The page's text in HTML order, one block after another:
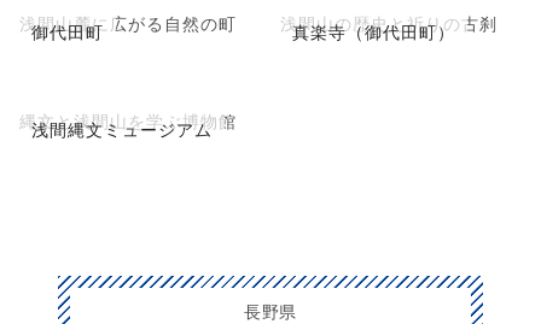
御代田町
浅間山麓に広がる自然の町 真楽寺（御代田町）
浅間山の歴史と祈りの古刹
浅間縄文ミュージアム
縄文と浅間山を学ぶ博物館
長野県